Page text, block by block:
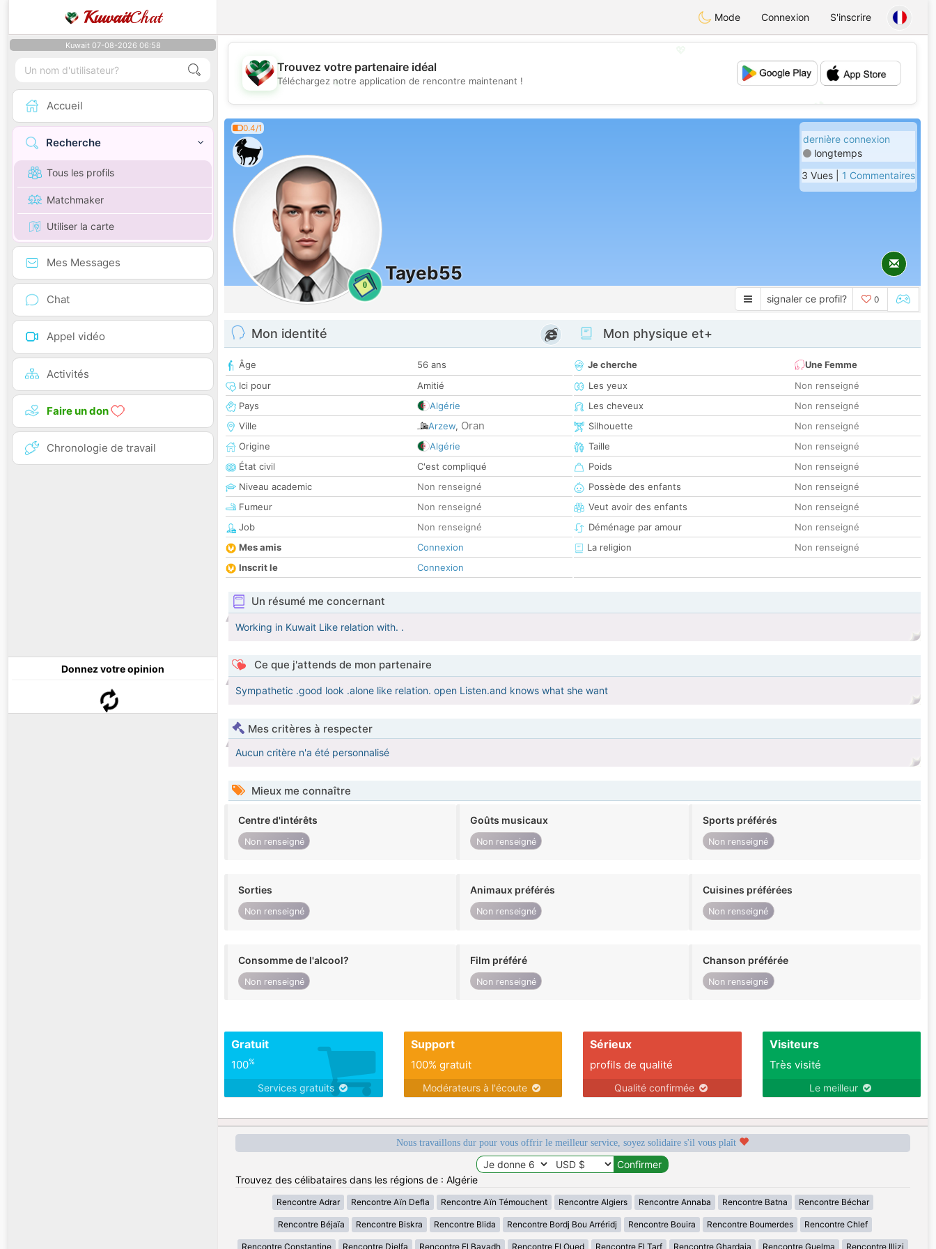
KuwaitChat Mode Connexion S'inscrire
Kuwait 07-08-2026 06:58
Accueil
Recherche
Tous les profils
Matchmaker
Utiliser la carte
Mes Messages
Chat
Appel vidéo
Activités
Faire un don
Chronologie de travail
Donnez votre opinion
💖
💕
Trouvez votre partenaire idéal
Téléchargez notre application de rencontre maintenant !
0.4/1
0
Tayeb55
dernière connexion
longtemps
3 Vues | 1 Commentaires
signaler ce profil? 0
Mon identité
Âge
56 ans
Ici pour
Amitié
Pays
Algérie
Ville
Arzew, Oran
Origine
Algérie
État civil
C'est compliqué
Niveau academic
Non renseigné
Fumeur
Non renseigné
Job
Non renseigné
Mes amis
Connexion
Inscrit le
Connexion
Mon physique et+
Je cherche
Une Femme
Les yeux
Non renseigné
Les cheveux
Non renseigné
Silhouette
Non renseigné
Taille
Non renseigné
Poids
Non renseigné
Possède des enfants
Non renseigné
Veut avoir des enfants
Non renseigné
Déménage par amour
Non renseigné
La religion
Non renseigné
Un résumé me concernant
Working in Kuwait Like relation with. .
Ce que j'attends de mon partenaire
Sympathetic .good look .alone like relation. open Listen.and knows what she want
Mes critères à respecter
Aucun critère n'a été personnalisé
Mieux me connaître
Centre d'intérêts
Non renseigné
Goûts musicaux
Non renseigné
Sports préférés
Non renseigné
Sorties
Non renseigné
Animaux préférés
Non renseigné
Cuisines préférées
Non renseigné
Consomme de l'alcool?
Non renseigné
Film préféré
Non renseigné
Chanson préférée
Non renseigné
Gratuit
100%
Services gratuits
Support
100% gratuit
Modérateurs à l'écoute
Sérieux
profils de qualité
Qualité confirmée
Visiteurs
Très visité
Le meilleur
Nous travaillons dur pour vous offrir le meilleur service, soyez solidaire s'il vous plaît
Trouvez des célibataires dans les régions de : Algérie
Rencontre Adrar Rencontre Aïn Defla Rencontre Aïn Témouchent Rencontre Algiers Rencontre Annaba Rencontre Batna Rencontre Béchar
Rencontre Béjaïa Rencontre Biskra Rencontre Blida Rencontre Bordj Bou Arréridj Rencontre Bouira Rencontre Boumerdes Rencontre Chlef
Rencontre Constantine Rencontre Djelfa Rencontre El Bayadh Rencontre El Oued Rencontre El Tarf Rencontre Ghardaia Rencontre Guelma Rencontre Illizi